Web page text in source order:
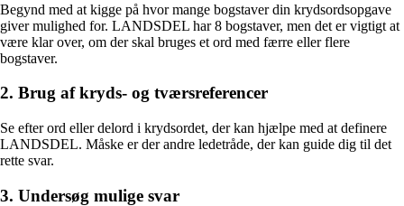
Begynd med at kigge på hvor mange bogstaver din krydsordsopgave
giver mulighed for. LANDSDEL har 8 bogstaver, men det er vigtigt at
være klar over, om der skal bruges et ord med færre eller flere
bogstaver.
2. Brug af kryds- og tværsreferencer
Se efter ord eller delord i krydsordet, der kan hjælpe med at definere
LANDSDEL. Måske er der andre ledetråde, der kan guide dig til det
rette svar.
3. Undersøg mulige svar